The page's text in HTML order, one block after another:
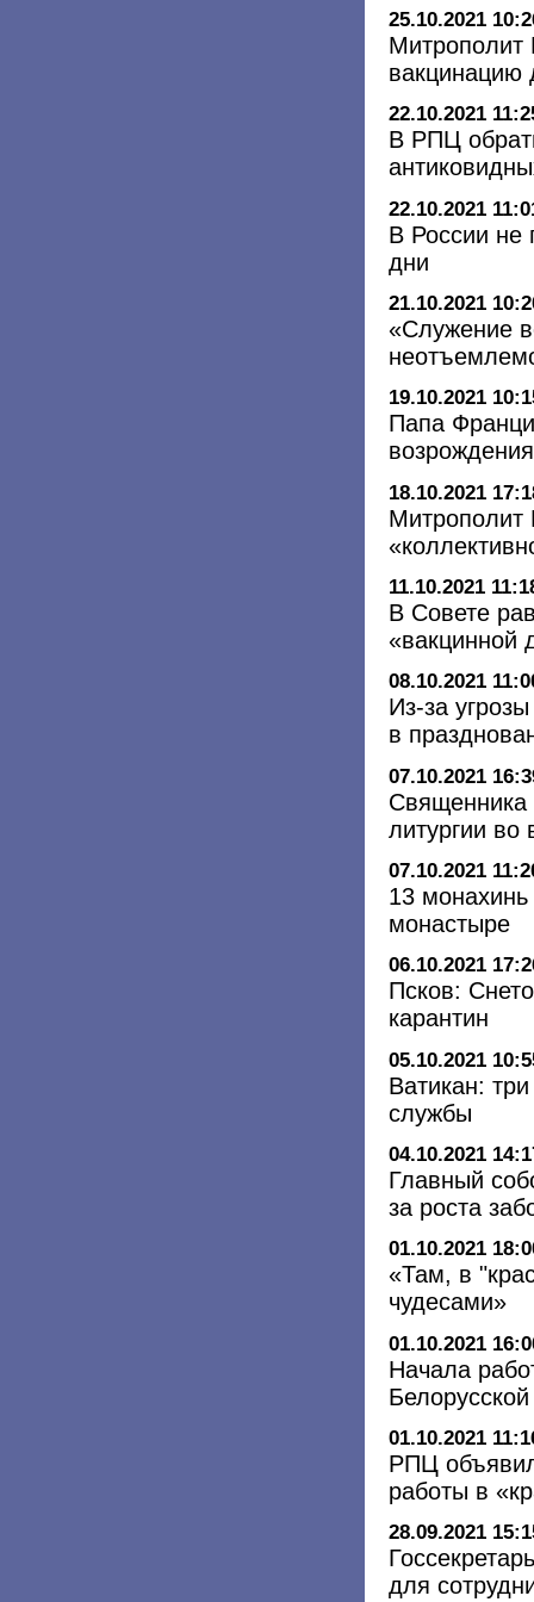
25.10.2021
Митрополит
вакцинацию
22.10.2021
В РПЦ
22.10.2021
В России не
дни
21.10.2021
«Служение
19.10.2021
Папа
18.10.2021
Митрополит
11.10.2021
В Совете
«вакцинной
08.10.2021
Из-за
в
07.10.2021
Священника
литургии во
07.10.2021
13 монахинь
монастыре
06.10.2021
Псков:
карантин
05.10.2021
Ватикан:
службы
04.10.2021
Главный
за роста
01.10.2021
«Там, в
чудесами»
01.10.2021
Начала
01.10.2021
РПЦ
работы в
28.09.2021
для